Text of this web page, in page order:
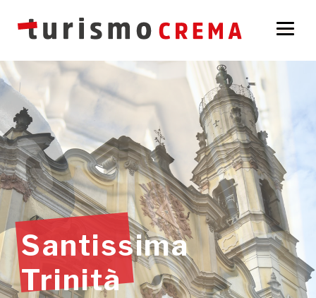
Santissima
Trinità